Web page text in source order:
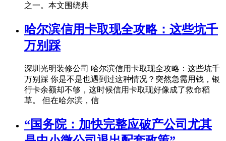
之一。本文围绕典
哈尔滨信用卡取现全攻略：这些坑千
万别踩
深圳光明装修公司 哈尔滨信用卡取现全攻略：这些坑千
万别踩 你是不是也遇到过这种情况？突然急需用钱，银
行卡余额却不够，这时候信用卡取现好像成了救命稻
草。 但在哈尔滨，信
“国务院：加快完整应破产公司尤其